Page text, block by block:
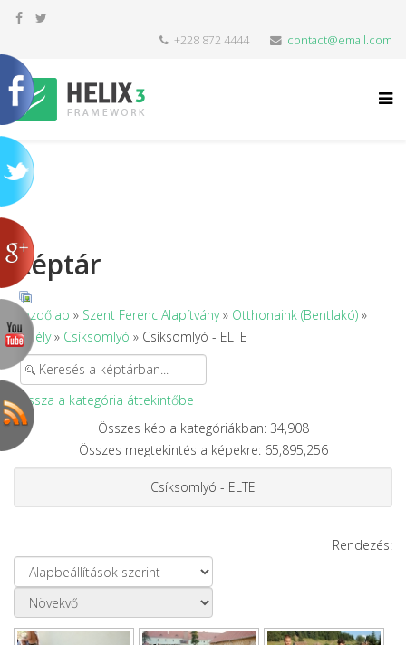
+228 872 4444 contact@email.com
Képtár
Kezdőlap » Szent Ferenc Alapítvány» Otthonaink (Bentlakó) »
Erdély» Csíksomlyó » Csíksomlyó - ELTE
Vissza a kategória áttekintőbe
Összes kép a kategóriákban: 34,908
Összes megtekintés a képekre: 65,895,256
Csíksomlyó - ELTE
Rendezés: